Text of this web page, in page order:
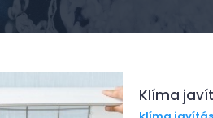
Klíma